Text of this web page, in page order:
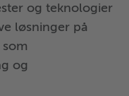
og teknologier
løsninger på
og